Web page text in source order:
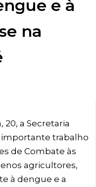
e à
na
a Secretaria
importante trabalho
de Combate às
agricultores,
à dengue e a